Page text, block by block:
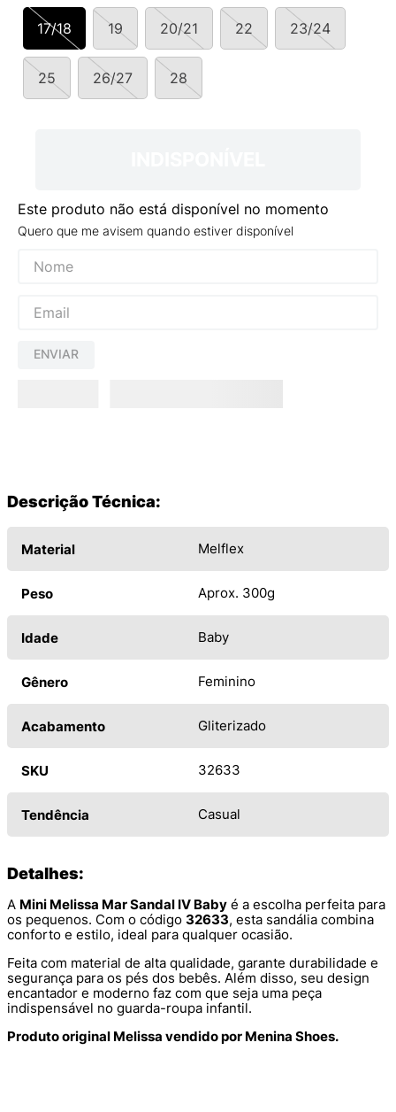
17/18 19 20/21 22 23/24
25 26/27 28
Este produto não está disponível no momento
Quero que me avisem quando estiver disponível
ENVIAR
Descrição Técnica:
Material Melflex
Peso Aprox. 300g
Idade Baby
Gênero Feminino
Acabamento Gliterizado
SKU 32633
Tendência Casual
Detalhes:
A Mini Melissa Mar Sandal IV Baby é a escolha perfeita para
os pequenos. Com o código 32633, esta sandália combina
conforto e estilo, ideal para qualquer ocasião.
Feita com material de alta qualidade, garante durabilidade e
segurança para os pés dos bebês. Além disso, seu design
encantador e moderno faz com que seja uma peça
indispensável no guarda-roupa infantil.
Produto original Melissa vendido por Menina Shoes.
9º
VEJA COUNTRY
10º NEW 530